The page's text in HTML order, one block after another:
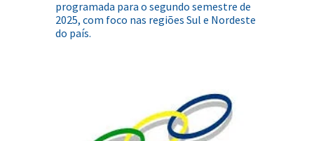
programada para o segundo semestre de
2025, com foco nas regiões Sul e Nordeste
do país.